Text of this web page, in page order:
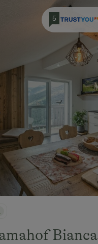
5
Bianca